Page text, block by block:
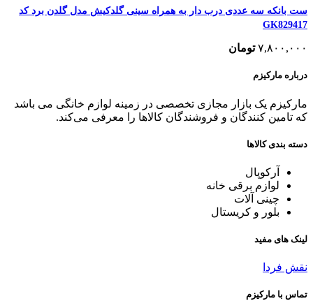
ست بانکه سه عددی درب دار به همراه سینی گلدکیش مدل گلدن برد کد
GK829417
۷,۸۰۰,۰۰۰ تومان
درباره مارکیزم
مارکیزم یک بازار مجازی تخصصی در زمینه لوازم خانگی می باشد
که تامین کنندگان و فروشندگان کالاها را معرفی می‌کند.
دسته بندی کالاها
آرکوپال
لوازم برقی خانه
چینی آلات
بلور و کریستال
لینک های مفید
نقش فردا
تماس با مارکیزم